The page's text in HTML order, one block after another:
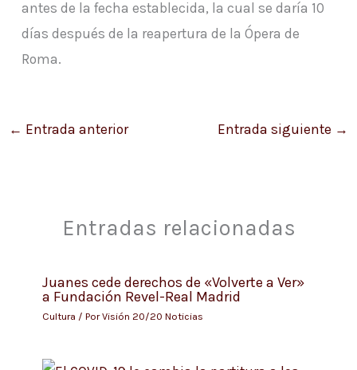
antes de la fecha establecida, la cual se daría 10
días después de la reapertura de la Ópera de
Roma.
← Entrada anterior Entrada siguiente →
Entradas relacionadas
Juanes cede derechos de «Volverte a Ver»
a Fundación Revel-Real Madrid
Cultura / PorVisión 20/20 Noticias